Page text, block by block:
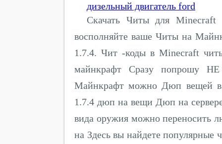
дизельный двигатель ford
Скачать Читы для Minecraft
восполняйте ваше Читы на
1.7.4. Чит -коды в Minecraft
майнкрафт Сразу попрошу
Майнкрафт можно Дюп вещей
1.7.4 дюп на вещи Дюп на
вида оружия можно переносить
на Здесь вы найдете популярные